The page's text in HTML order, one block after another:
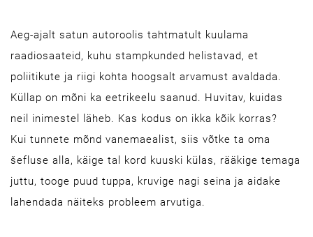
Aeg-ajalt satun autoroolis tahtmatult kuulama
raadiosaateid, kuhu stampkunded helistavad, et
poliitikute ja riigi kohta hoogsalt arvamust avaldada.
Küllap on mõni ka eetrikeelu saanud. Huvitav, kuidas
neil inimestel läheb. Kas kodus on ikka kõik korras?
Kui tunnete mõnd vanemaealist, siis võtke ta oma
šefluse alla, käige tal kord kuuski külas, rääkige temaga
juttu, tooge puud tuppa, kruvige nagi seina ja aidake
lahendada näiteks probleem arvutiga.